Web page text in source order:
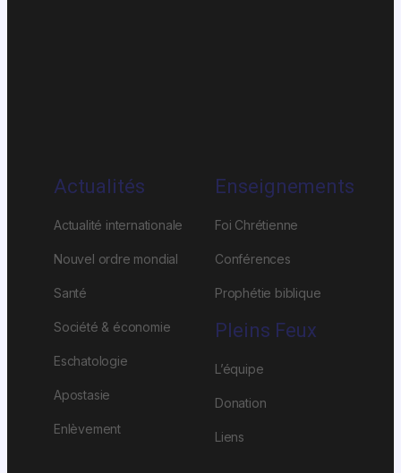
Actualités
Actualité internationale
Nouvel ordre mondial
Santé
Société & économie
Eschatologie
Apostasie
Enlèvement
Enseignements
Foi Chrétienne
Conférences
Prophétie biblique
Pleins Feux
L’équipe
Donation
Liens